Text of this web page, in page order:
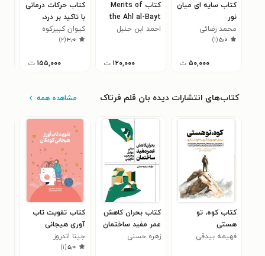
کتاب سایه ای میان
نور
محمد رضائی
۵٫۰(۱)
۵۰,۰۰۰ ت
کتاب Merits of
the Ahl al-Bayt
(AS) as
احمد ابن حنبل
۱۲۰,۰۰۰ ت
کتاب حرکات درمانی
با تاکید بر درد،
دامنه حرکتی مفصل
و قدرت زانو
کیوان کبیرکوه
۳٫۰(۲)
۱۵۵,۰۰۰ ت
کتاب‌های انتشارات دیده بان قلم فرتاک مشاهده همه
کتاب کوه، تو
هستی
فهیمه بیدقی
کتاب بحران کاهش
عمر مفید ساختمان
زهره حسنی
کتاب تقویت تاب
آوری هیجانی
کودکان
جینا اندروز
۵٫۰(۱)